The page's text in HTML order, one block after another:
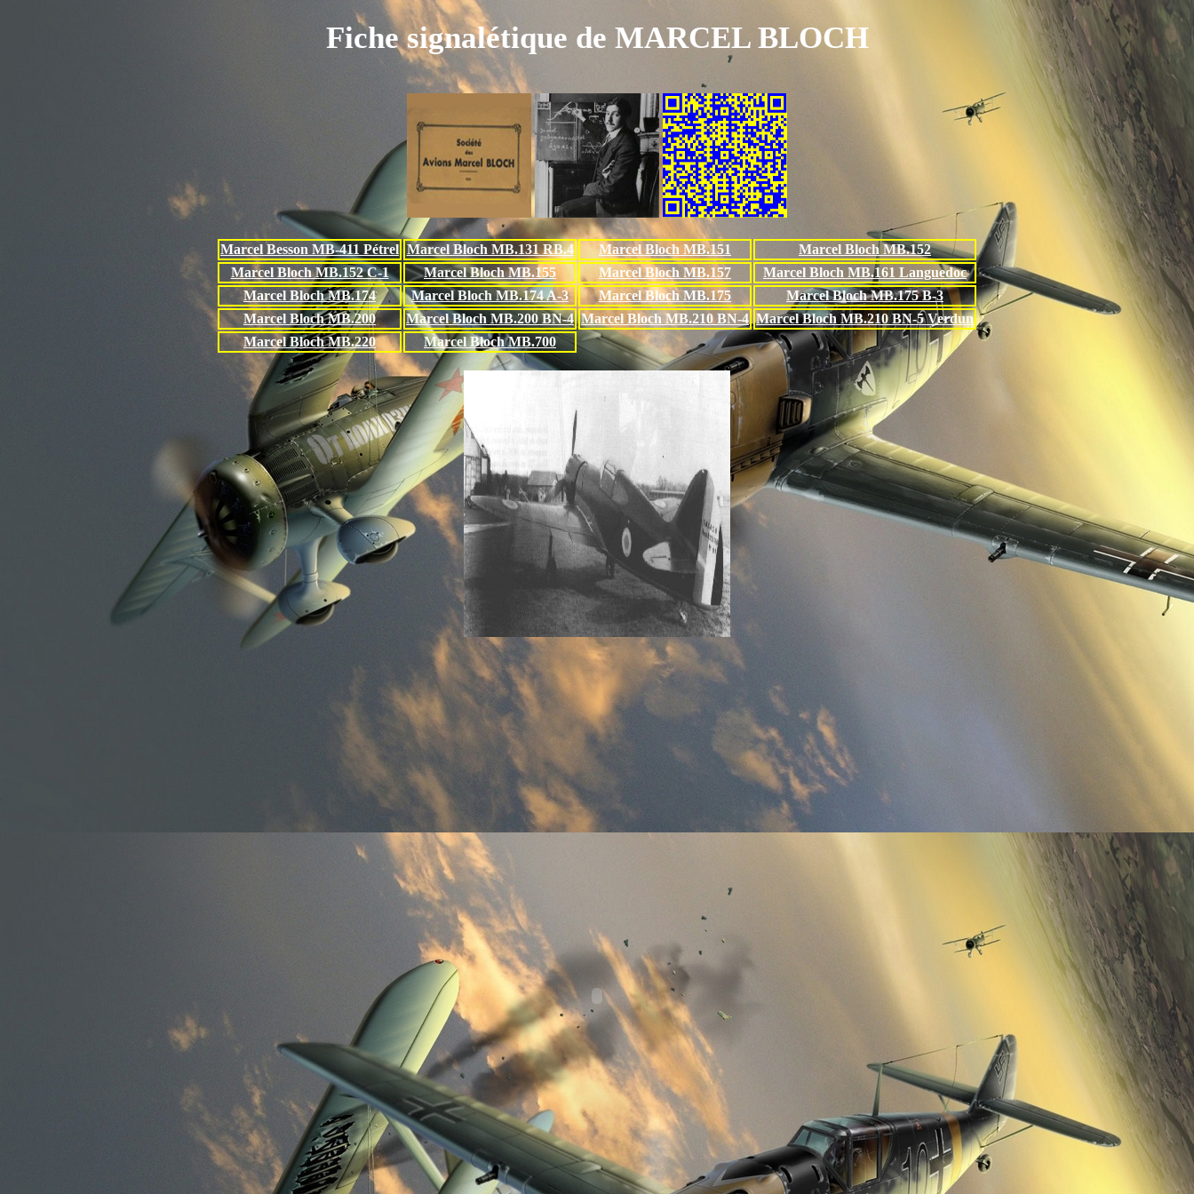
Fiche signalétique de MARCEL BLOCH
Marcel Besson MB-411 Pétrel Marcel Bloch MB.131 RB.4 Marcel Bloch MB.151
Marcel Bloch MB.152
Marcel Bloch MB.152 C-1
Marcel Bloch MB.155 Marcel Bloch MB.157
Marcel Bloch MB.161 Languedoc
Marcel Bloch MB.174
Marcel Bloch MB.174 A-3 Marcel Bloch MB.175
Marcel Bloch MB.175 B-3
Marcel Bloch MB.200
Marcel Bloch MB.200 BN-4 Marcel Bloch MB.210 BN-4 Marcel Bloch MB.210 BN-5 Verdun
Marcel Bloch MB.220
Marcel Bloch MB.700